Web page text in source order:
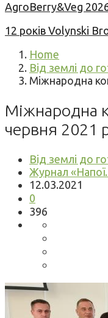
AgroBerry&Veg 2026
12 років Volynski
Home
Від землі до
Міжнародна
Міжнародна
червня 2021
Від землі до
Журнал «Напої.
12.03.2021
0
396